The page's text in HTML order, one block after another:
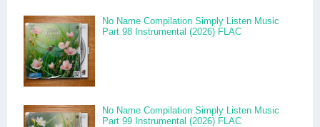
No Name Compilation Simply Listen Music
Part 98 Instrumental (2026) FLAC
No Name Compilation Simply Listen Music
Part 99 Instrumental (2026) FLAC